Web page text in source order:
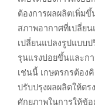
ต้องการผลผลิตเพิ่ม
สภาพอากาศที่เปลี่ย
เปลี่ยนแปลงรูปแบบ
รุนแรงบ่อยขึ้นและก
เช่นนี้ เกษตรกรต้อง
ปรับปรุงผลผลิตให้ต
ศักยภาพในการให้ข้